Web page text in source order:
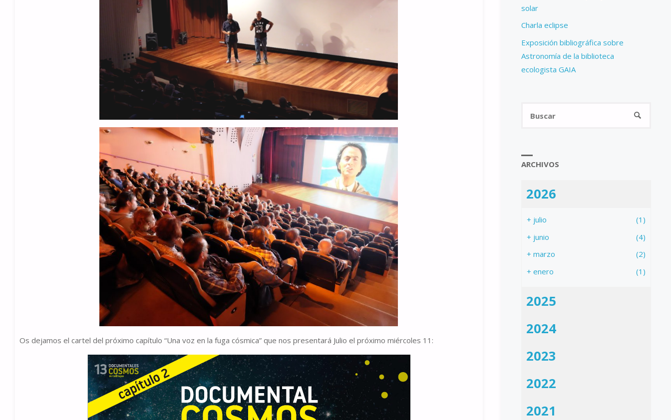
Os dejamos el cartel del próximo capítulo “Una voz en la fuga cósmica” que nos presentará Julio el próximo miércoles 11:
solar
Charla eclipse
Exposición bibliográfica sobre
Astronomía de la biblioteca
ecologista GAIA
BUSCAR
ARCHIVOS
2026
+ julio
(1)
+ junio
(4)
+ marzo
(2)
+ enero (1)
2025
2024
2023
2022
2021